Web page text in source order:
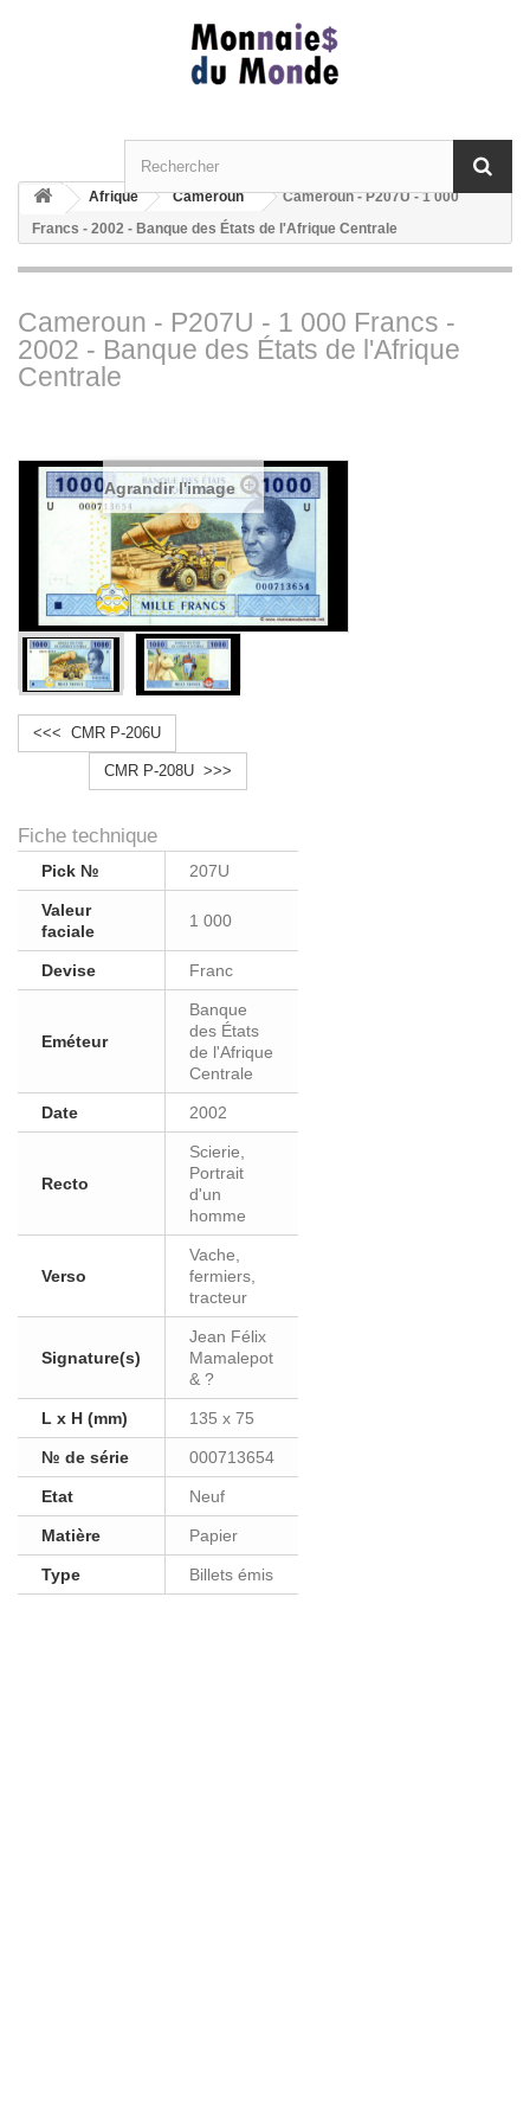
Afrique Cameroun
Cameroun - P207U - 1 000
Francs - 2002 - Banque des États de l'Afrique Centrale
Cameroun - P207U - 1 000 Francs -
2002 - Banque des États de l'Afrique
Centrale
Agrandir l'image
<<< CMR P-206U
CMR P-208U >>>
Fiche technique
Pick № 207U
Valeur
faciale
1 000
Devise Franc
Eméteur
Banque
des États
de l'Afrique
Centrale
Date 2002
Recto
Scierie,
Portrait
d'un
homme
Verso
Vache,
fermiers,
tracteur
Signature(s)
Jean Félix
Mamalepot
& ?
L x H (mm) 135 x 75
№ de série 000713654
Etat Neuf
Matière Papier
Type Billets émis